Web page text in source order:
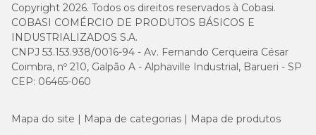
tomar banho?
Após a desinfecção da piscina doméstica, é necessário aguardar o
cloro livre atingir a faixa segura de 1 a 3 ppm para liberar o acesso
Então, antes de entrar na água, faça uma nova medição com a
Copyright 2026. Todos os direitos reservados à Cobasi.
COBASI COMÉRCIO DE PRODUTOS BÁSICOS E
INDUSTRIALIZADOS S.A.
CNPJ 53.153.938/0016-94 - Av. Fernando Cerqueira César
Coimbra, nº 210, Galpão A - Alphaville Industrial, Barueri - SP
CEP: 06465-060
Mapa do site Mapa de categorias Mapa de produtos